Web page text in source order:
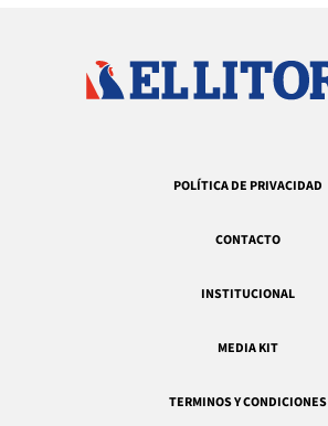
POLÍTICA DE PRIVACIDAD
CONTACTO
INSTITUCIONAL
MEDIA KIT
TERMINOS Y CONDICIONES